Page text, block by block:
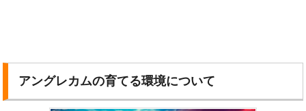
アングレカムの育てる環境について